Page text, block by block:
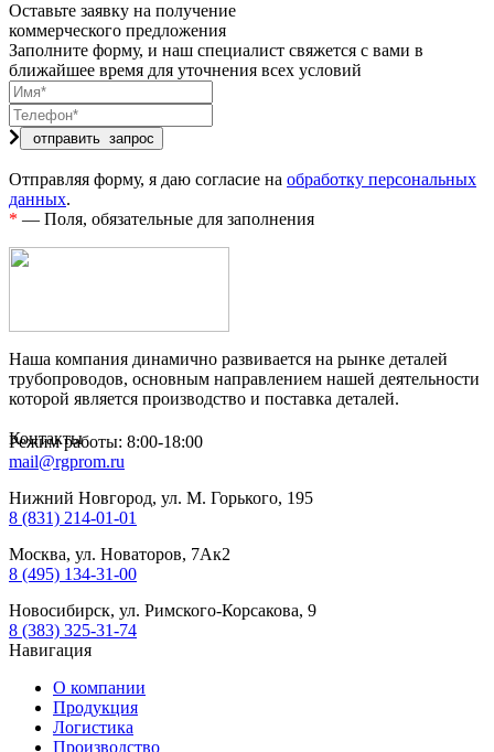
Оставьте заявку на получение
коммерческого предложения
Заполните форму, и наш специалист свяжется с вами в
ближайшее время для уточнения всех условий
Отправляя форму, я даю согласие на обработку персональных
данных.
* — Поля, обязательные для заполнения
Наша компания динамично развивается на рынке деталей
трубопроводов, основным направлением нашей деятельности
которой является производство и поставка деталей.
Контакты
Режим работы: 8:00-18:00
mail@rgprom.ru
Нижний Новгород, ул. М. Горького, 195
8 (831) 214-01-01
Москва, ул. Новаторов, 7Ак2
8 (495) 134-31-00
Новосибирск, ул. Римского-Корсакова, 9
8 (383) 325-31-74
Навигация
О компании
Продукция
Логистика
Производство